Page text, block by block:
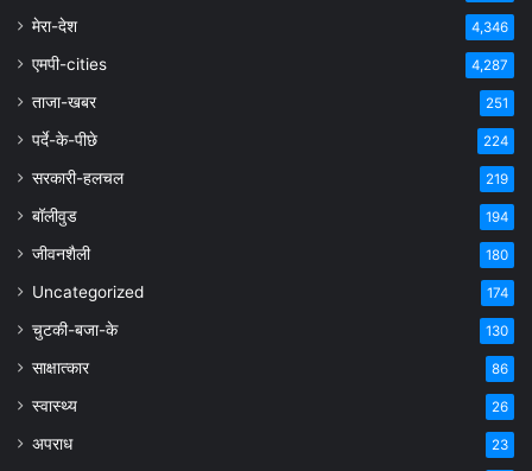
मेरा-देश 4,346
एमपी-cities 4,287
ताजा-खबर 251
पर्दे-के-पीछे 224
सरकारी-हलचल 219
बॉलीवुड 194
जीवनशैली 180
Uncategorized 174
चुटकी-बजा-के 130
साक्षात्कार 86
स्वास्थ्य 26
अपराध 23